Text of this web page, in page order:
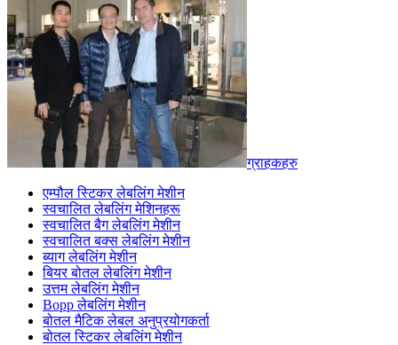
ग्राहकहरु
एम्पौल स्टिकर लेबलिंग मेशीन
स्वचालित लेबलिंग मेशिनहरू
स्वचालित बैग लेबलिंग मेशीन
स्वचालित बक्स लेबलिंग मेशीन
ब्याग लेबलिंग मेशीन
बियर बोतल लेबलिंग मेशीन
उत्तम लेबलिंग मेशीन
Bopp लेबलिंग मेशीन
बोतल मैटिक लेबल अनुप्रयोगकर्ता
बोतल स्टिकर लेबलिंग मेशीन